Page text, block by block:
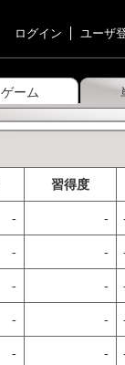
ログイン ユーザ
ゲーム
習得度
- -
- -
- -
- -
- -